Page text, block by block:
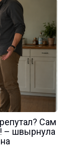
Сам
– швырнула